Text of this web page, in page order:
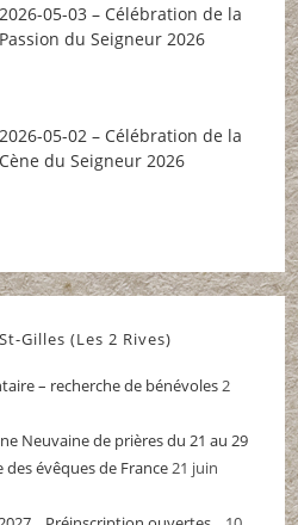
2026-05-03 – Célébration de la
Passion du Seigneur 2026
2026-05-02 – Célébration de la
Cène du Seigneur 2026
Gilles (Les 2 Rives)
– recherche de bénévoles2
Neuvaine de prières du 21 au 29
des évêques de France21 juin